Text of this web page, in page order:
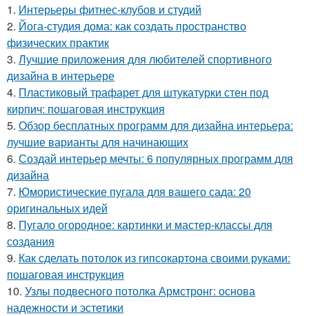
1. Интерьеры фитнес-клубов и студий
2. Йога-студия дома: как создать пространство
физических практик
3. Лучшие приложения для любителей спортивного
дизайна в интерьере
4. Пластиковый трафарет для штукатурки стен под
кирпич: пошаговая инструкция
5. Обзор бесплатных программ для дизайна интерьера:
лучшие варианты для начинающих
6. Создай интерьер мечты: 6 популярных программ для
дизайна
7. Юмористические пугала для вашего сада: 20
оригинальных идей
8. Пугало огородное: картинки и мастер-классы для
создания
9. Как сделать потолок из гипсокартона своими руками:
пошаговая инструкция
10. Узлы подвесного потолка Армстронг: основа
надежности и эстетики